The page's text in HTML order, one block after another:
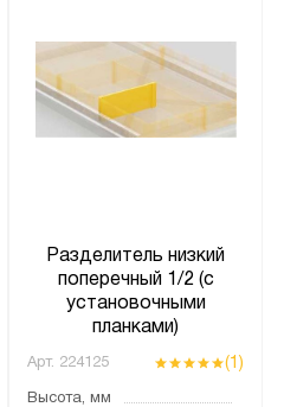
Разделитель низкий
поперечный 1/2 (с
установочными
планками)
Арт. 224125 (1)
Высота, мм